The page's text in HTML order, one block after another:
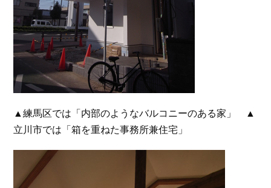
▲練馬区では「内部のようなバルコニーのある家」 ▲
立川市では「箱を重ねた事務所兼住宅」